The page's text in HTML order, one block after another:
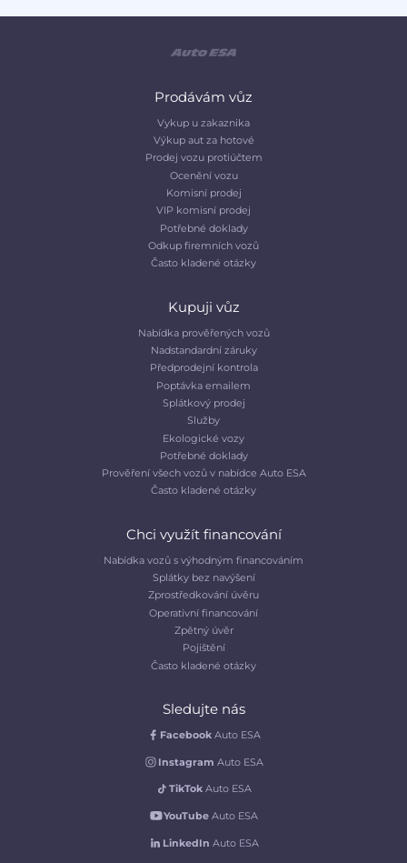
Prodávám vůz
Vykup u zakaznika
Výkup aut za hotové
Prodej vozu protiúčtem
Ocenění vozu
Komisní prodej
VIP komisní prodej
Potřebné doklady
Odkup firemních vozů
Často kladené otázky
Kupuji vůz
Nabídka prověřených vozů
Nadstandardní záruky
Předprodejní kontrola
Poptávka emailem
Splátkový prodej
Služby
Ekologické vozy
Potřebné doklady
Prověření všech vozů v nabídce Auto ESA
Často kladené otázky
Chci využít financování
Nabídka vozů s výhodným financováním
Splátky bez navýšení
Zprostředkování úvěru
Operativní financování
Zpětný úvěr
Pojištění
Často kladené otázky
Sledujte nás
Facebook Auto ESA
Instagram Auto ESA
TikTok Auto ESA
YouTubeAuto ESA
LinkedIn Auto ESA